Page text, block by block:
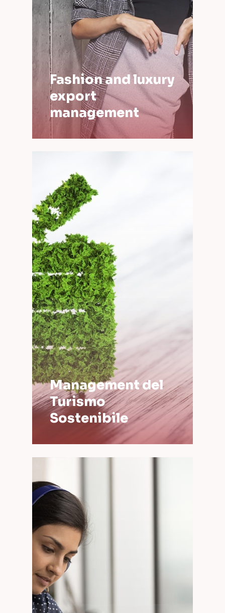
Fashion and luxury
export
management
Management del
Turismo
Sostenibile